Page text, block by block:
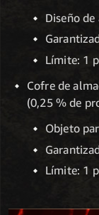
Diseño
Límite: 1
Cofre de
(0,25 % de
Objeto
Límite: 1